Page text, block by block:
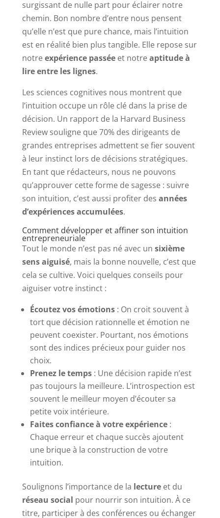
surgissant de nulle part pour éclairer notre
chemin. Bon nombre d’entre nous pensent
qu’elle n’est que pure chance, mais l’intuition
est en réalité bien plus tangible. Elle repose sur
notreexpérience passéeet notreaptitude à
lire entre les lignes.
Les sciences cognitives nous montrent que
l’intuition occupe un rôle clé dans la prise de
décision. Un rapport de la Harvard Business
Review souligne que 70% des dirigeants de
grandes entreprises admettent se fier souvent
à leur instinct lors de décisions stratégiques.
En tant que rédacteurs, nous ne pouvons
qu’approuver cette forme de sagesse : suivre
son intuition, c’est aussi profiter des années
d’expériences accumulées.
Comment développer et affiner son intuition
entrepreneuriale
Tout le monde n’est pas né avec un sixième
sens aiguisé, mais la bonne nouvelle, c’est que
cela se cultive. Voici quelques conseils pour
aiguiser votre instinct :
Écoutez vos émotions: On croit souvent à
tort que décision rationnelle et émotion ne
peuvent coexister. Pourtant, nos émotions
sont des indices précieux pour guider nos
choix.
Prenez le temps: Une décision rapide n’est
pas toujours la meilleure. L’introspection est
souvent le meilleur moyen d’écouter sa
petite voix intérieure.
Faites confiance à votre expérience:
Chaque erreur et chaque succès ajoutent
une brique à la construction de votre
intuition.
Soulignons l’importance de la lectureet du
réseau social pour nourrir son intuition. À ce
titre, participer à des conférences ou échanger